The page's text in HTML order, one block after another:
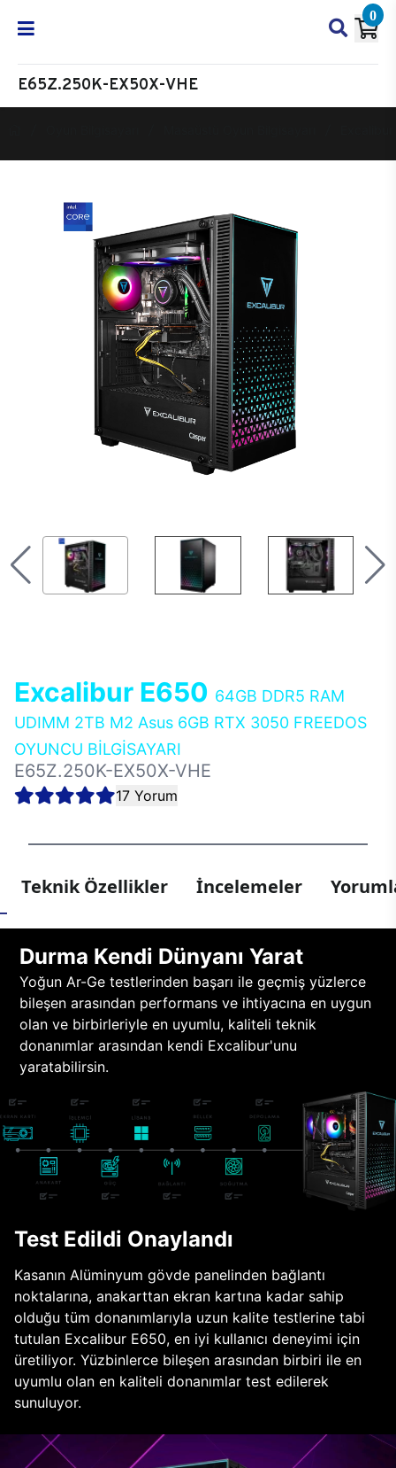
0
E65Z.250K-EX50X-VHE
Excalibur E650 64GB DDR5 RAM
UDIMM 2TB M2 Asus 6GB RTX 3050 FREEDOS
OYUNCU BİLGİSAYARI
E65Z.250K-EX50X-VHE
17 Yorum
Teknik Özellikler İncelemeler
Durma Kendi Dünyanı Yarat
Yoğun Ar-Ge testlerinden başarı ile geçmiş yüzlerce
bileşen arasından performans ve ihtiyacına en uygun
olan ve birbirleriyle en uyumlu, kaliteli teknik
donanımlar arasından kendi Excalibur'unu
yaratabilirsin.
Test Edildi Onaylandı
Kasanın Alüminyum gövde panelinden bağlantı
noktalarına, anakarttan ekran kartına kadar sahip
olduğu tüm donanımlarıyla uzun kalite testlerine tabi
tutulan Excalibur E650, en iyi kullanıcı deneyimi için
üretiliyor. Yüzbinlerce bileşen arasından birbiri ile en
uyumlu olan en kaliteli donanımlar test edilerek
sunuluyor.